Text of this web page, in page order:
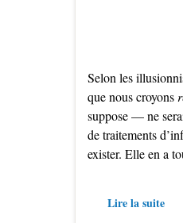
Selon les
que nous croyons
suppose — ne
de traitements
exister. Elle en a
Lire la suite